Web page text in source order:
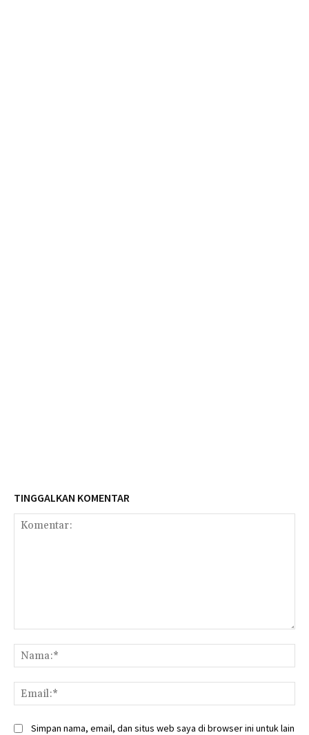
TINGGALKAN KOMENTAR
Simpan nama, email, dan situs web saya di browser ini untuk lain